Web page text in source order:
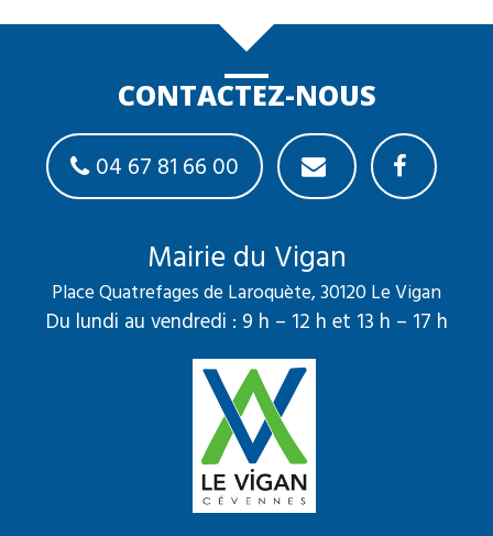
CONTACTEZ-NOUS
04 67 81 66 00
Mairie du Vigan
Place Quatrefages de Laroquète, 30120 Le Vigan
Du lundi au vendredi : 9 h – 12 h et 13 h – 17 h